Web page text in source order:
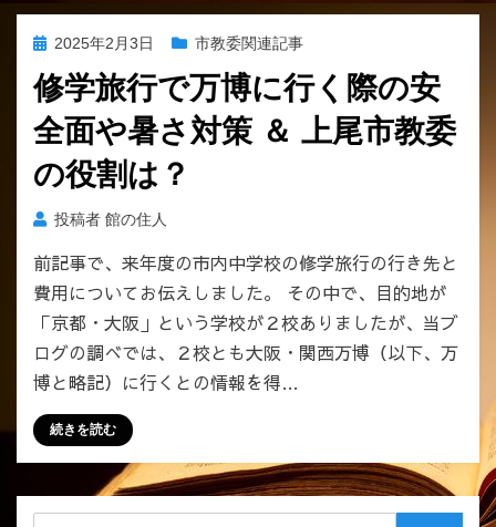
投
日:
2025年2月3日 市教委関連記事
修学旅行で万博に行く際の安
全面や暑さ対策 ＆ 上尾市教委
の役割は？
投稿者 館の住人
前記事で、来年度の市内中学校の修学旅行の行き先と
費用についてお伝えしました。 その中で、目的地が
「京都・大阪」という学校が２校ありましたが、当ブ
ログの調べでは、２校とも大阪・関西万博（以下、万
博と略記）に行くとの情報を得…
続きを読む